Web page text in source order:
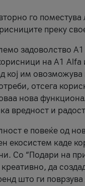
го
преку
задоволство
на А1
кој им овозможува
отсега
нова
вредност и
е повеќе од
екосистем каде
Со “Подари на
да
што ги поврзува